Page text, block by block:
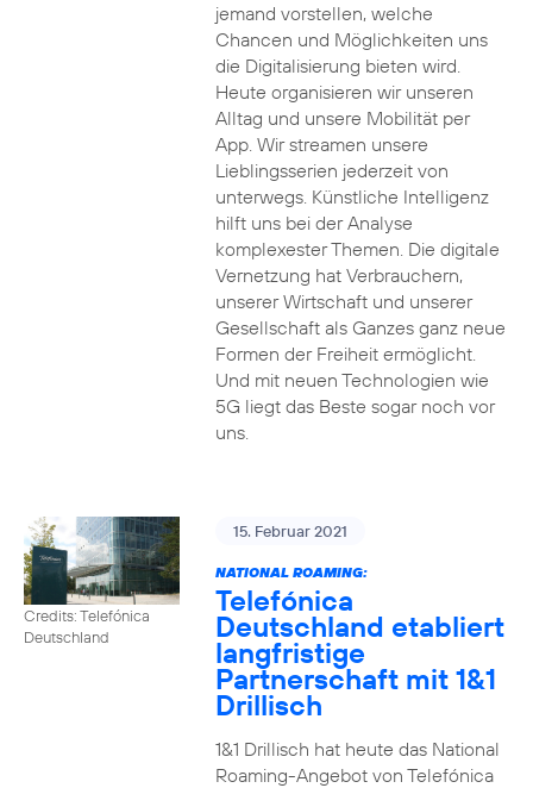
jemand vorstellen, welche
Chancen und Möglichkeiten uns
die Digitalisierung bieten wird.
Heute organisieren wir unseren
Alltag und unsere Mobilität per
App. Wir streamen unsere
Lieblingsserien jederzeit von
unterwegs. Künstliche Intelligenz
hilft uns bei der Analyse
komplexester Themen. Die digitale
Vernetzung hat Verbrauchern,
unserer Wirtschaft und unserer
Gesellschaft als Ganzes ganz neue
Formen der Freiheit ermöglicht.
Und mit neuen Technologien wie
5G liegt das Beste sogar noch vor
uns.
Credits: Telefónica
Deutschland
15. Februar 2021
NATIONAL ROAMING:
Telefónica
Deutschland etabliert
langfristige
Partnerschaft mit 1&1
Drillisch
1&1 Drillisch hat heute das National
Roaming-Angebot von Telefónica